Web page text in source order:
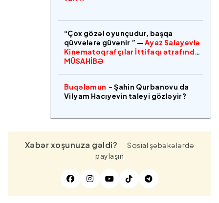
“Çox gözəl oyunçudur, başqa
qüvvələrə güvənir ” — Ayaz Salayevlə
Kinematoqrafçılar İttifaqı ətrafında
MÜSAHİBƏ
Buqələmun - Şahin Qurbanovu da
Vilyam Hacıyevin taleyi gözləyir?
Xəbər xoşunuza gəldi?
Sosial şəbəkələrdə
paylaşın